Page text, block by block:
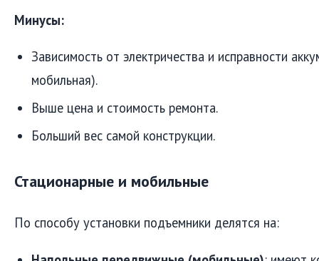
Минусы:
Зависимость от электричества и исправности
мобильная).
Выше цена и стоимость ремонта.
Больший вес самой конструкции.
Стационарные и мобильные
По способу установки подъемники делятся на: